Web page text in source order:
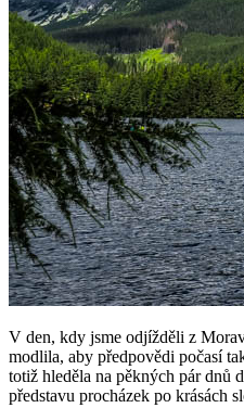
V den, kdy jsme odjížděli z
modlila, aby předpovědi počasí
totiž hleděla na pěkných pár dnů
představu procházek po krásách